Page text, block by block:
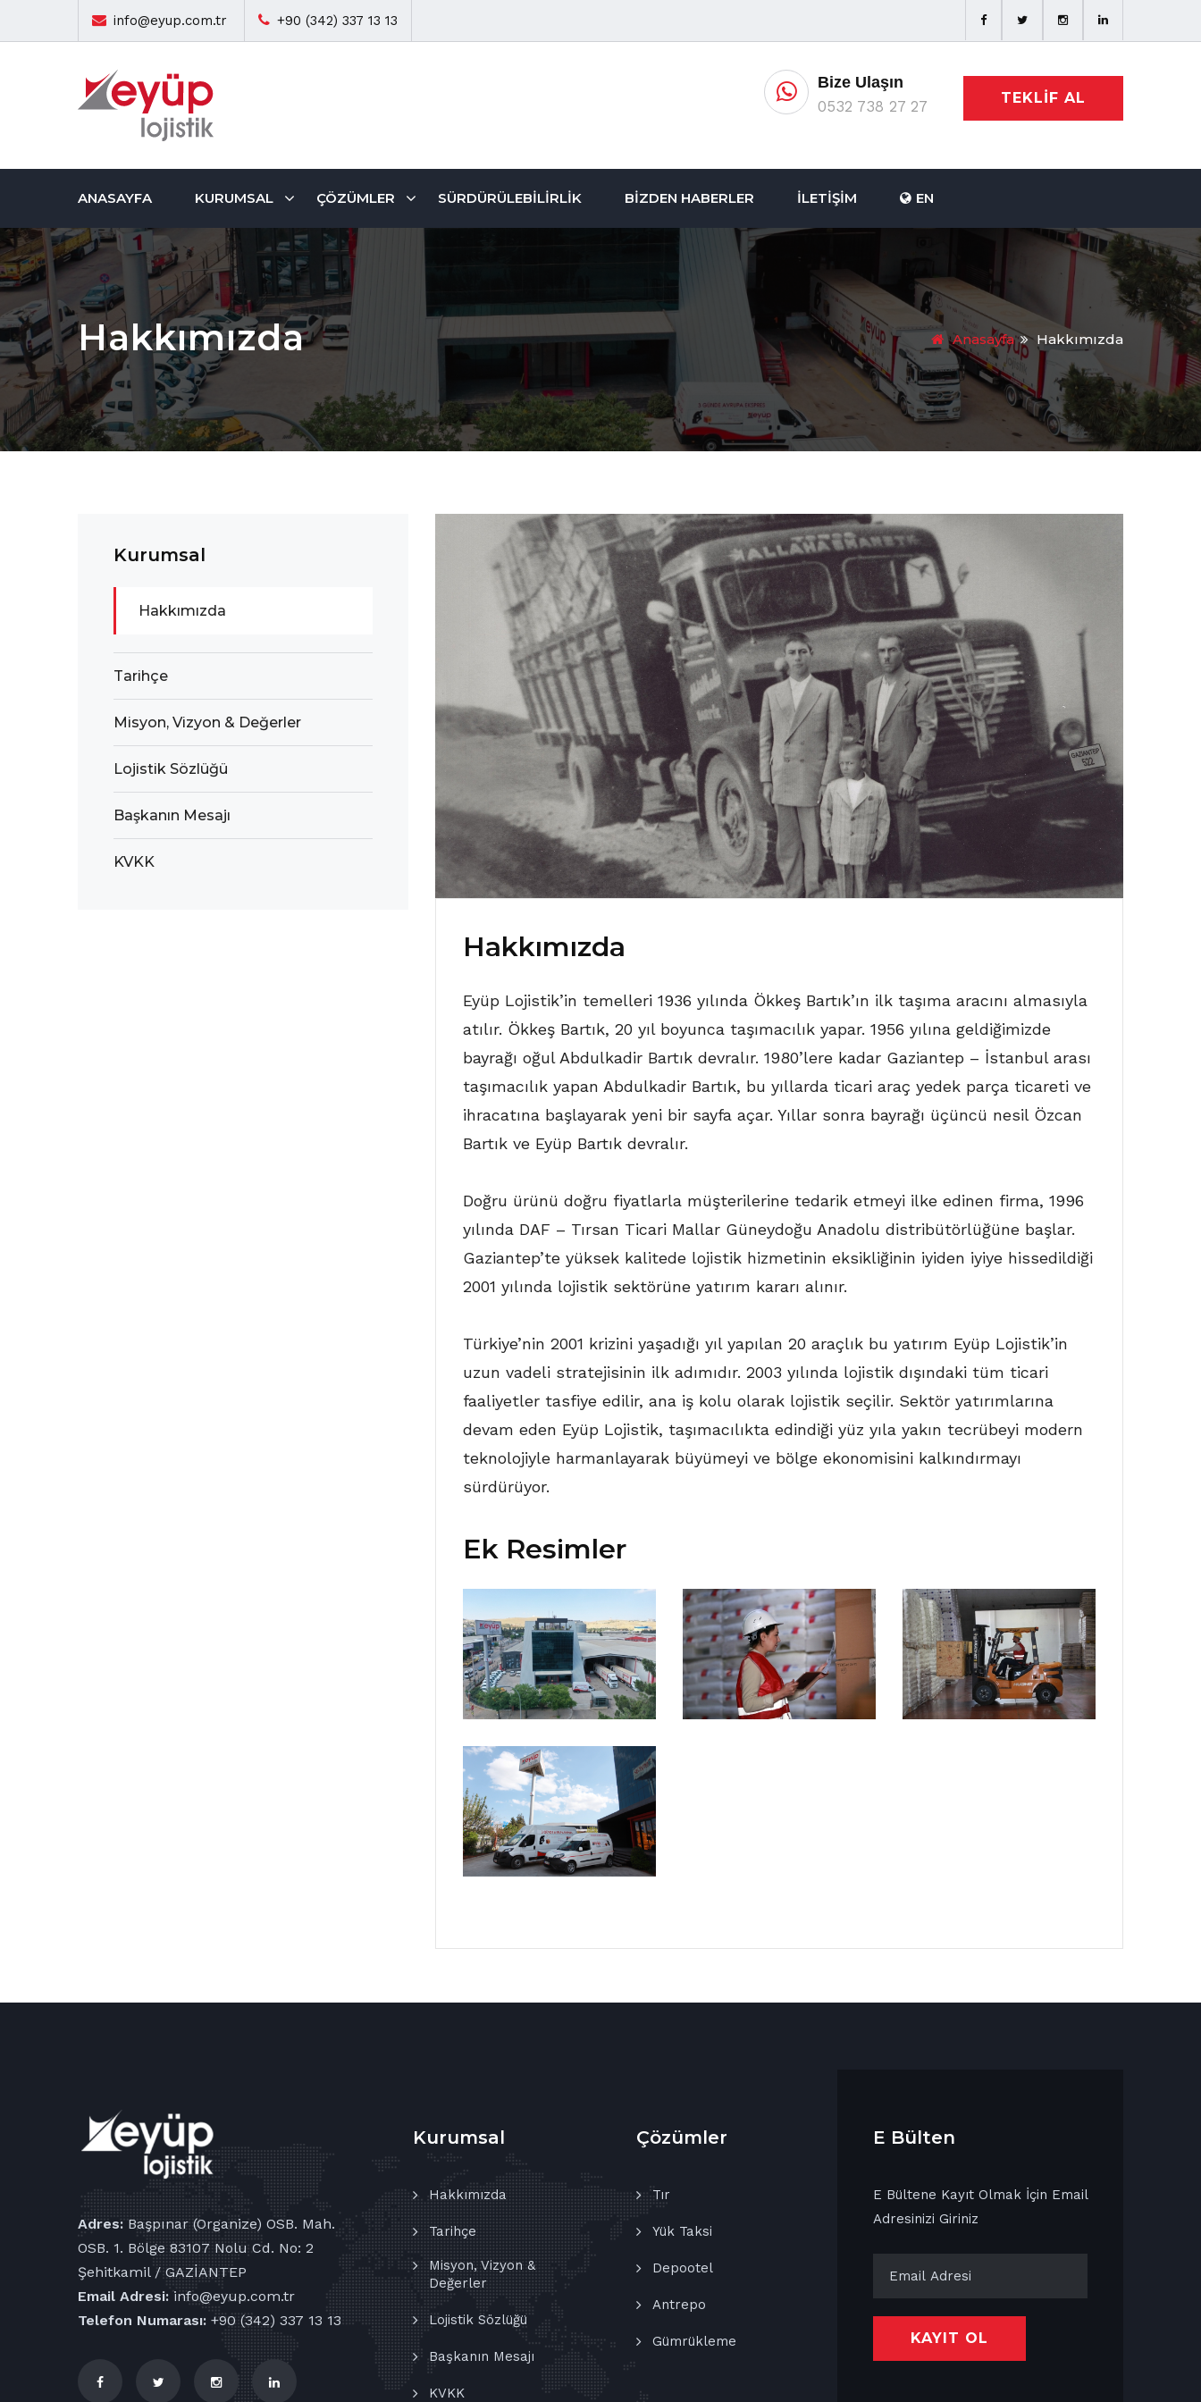
info@eyup.com.tr +90 (342) 337 13 13
TEKLIF AL
Bize Ulaşın
0532 738 27 27
ANASAYFA KURUMSAL ÇÖZÜMLER SÜRDÜRÜLEBILIRLIK BIZDEN HABERLER İLETIŞIM EN
Hakkımızda Anasayfa Hakkımızda
Kurumsal
Hakkımızda
Tarihçe
Misyon, Vizyon & Değerler
Lojistik Sözlüğü
Başkanın Mesajı
KVKK
Hakkımızda
Eyüp Lojistik’in temelleri 1936 yılında Ökkeş Bartık’ın ilk taşıma aracını almasıyla
atılır. Ökkeş Bartık, 20 yıl boyunca taşımacılık yapar. 1956 yılına geldiğimizde
bayrağı oğul Abdulkadir Bartık devralır. 1980’lere kadar Gaziantep – İstanbul arası
taşımacılık yapan Abdulkadir Bartık, bu yıllarda ticari araç yedek parça ticareti ve
ihracatına başlayarak yeni bir sayfa açar. Yıllar sonra bayrağı üçüncü nesil Özcan
Bartık ve Eyüp Bartık devralır.
Doğru ürünü doğru fiyatlarla müşterilerine tedarik etmeyi ilke edinen firma, 1996
yılında DAF – Tırsan Ticari Mallar Güneydoğu Anadolu distribütörlüğüne başlar.
Gaziantep’te yüksek kalitede lojistik hizmetinin eksikliğinin iyiden iyiye hissedildiği
2001 yılında lojistik sektörüne yatırım kararı alınır.
Türkiye’nin 2001 krizini yaşadığı yıl yapılan 20 araçlık bu yatırım Eyüp Lojistik’in
uzun vadeli stratejisinin ilk adımıdır. 2003 yılında lojistik dışındaki tüm ticari
faaliyetler tasfiye edilir, ana iş kolu olarak lojistik seçilir. Sektör yatırımlarına
devam eden Eyüp Lojistik, taşımacılıkta edindiği yüz yıla yakın tecrübeyi modern
teknolojiyle harmanlayarak büyümeyi ve bölge ekonomisini kalkındırmayı
sürdürüyor.
Ek Resimler
Adres:Başpınar (Organize) OSB. Mah.
OSB. 1. Bölge 83107 Nolu Cd. No: 2
Şehitkamil / GAZİANTEP
Email Adresi: info@eyup.com.tr
Telefon Numarası: +90 (342) 337 13 13
Kurumsal
Hakkımızda
Tarihçe
Misyon, Vizyon &
Değerler
Lojistik Sözlüğü
Başkanın Mesajı
KVKK
Çözümler
Tır
Yük Taksi
Depootel
Antrepo
Gümrükleme
E Bülten
E Bültene Kayıt Olmak İçin Email
Adresinizi Giriniz
KAYIT OL